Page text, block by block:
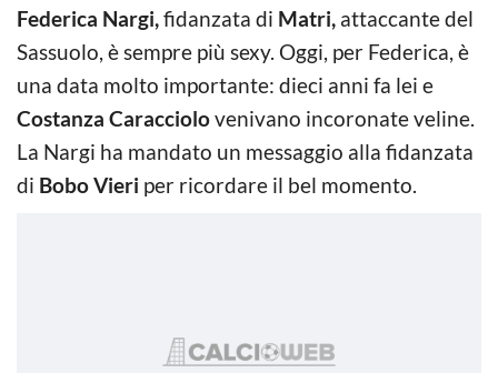
Federica Nargi,fidanzata di Matri, attaccante del
Sassuolo, è sempre più sexy. Oggi, per Federica, è
una data molto importante: dieci anni fa lei e
Costanza Caracciolovenivano incoronate veline.
La Nargi ha mandato un messaggio alla fidanzata
di Bobo Vieri per ricordare il bel momento.